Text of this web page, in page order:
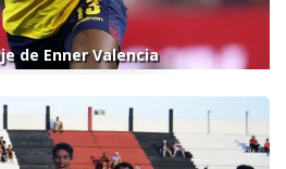
de Enner Valencia